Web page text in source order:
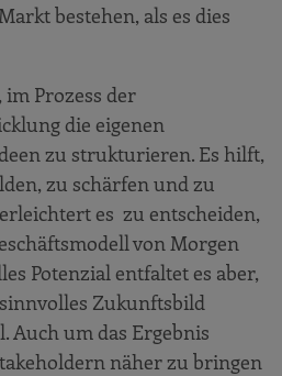
bestehen, als es dies
Prozess der
die eigenen
zu strukturieren. Es hilft,
zu schärfen und zu
es zu entscheiden,
von Morgen
Potenzial entfaltet es aber,
Zukunftsbild
Auch um das Ergebnis
näher zu bringen